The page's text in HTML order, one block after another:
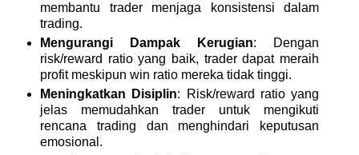
membantu trader menjaga konsistensi dalam
trading.
Mengurangi Dampak Kerugian: Dengan
risk/reward ratio yang baik, trader dapat meraih
profit meskipun win ratio mereka tidak tinggi.
Meningkatkan Disiplin: Risk/reward ratio yang
jelas memudahkan trader untuk mengikuti
rencana trading dan menghindari keputusan
emosional.